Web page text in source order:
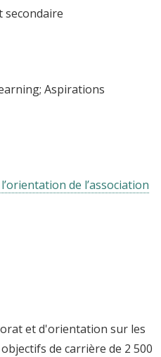
secondaire
Aspirations
de l’association
et d'orientation sur les
de carrière de 2 500